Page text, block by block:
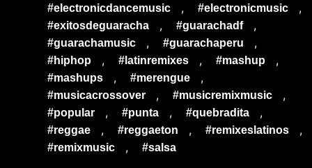
#electronicdancemusic , #electronicmusic ,
#exitosdeguaracha , #guarachadf ,
#guarachamusic , #guarachaperu ,
#hiphop , #latinremixes , #mashup ,
#mashups , #merengue ,
#musicacrossover , #musicremixmusic ,
#popular , #punta , #quebradita ,
#reggae , #reggaeton , #remixeslatinos ,
#remixmusic , #salsa